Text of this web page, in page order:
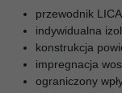
przewodnik
indywidualna
konstrukcja
impregnacja
ograniczony